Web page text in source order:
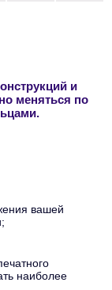
и
меняться по
вашей
наиболее